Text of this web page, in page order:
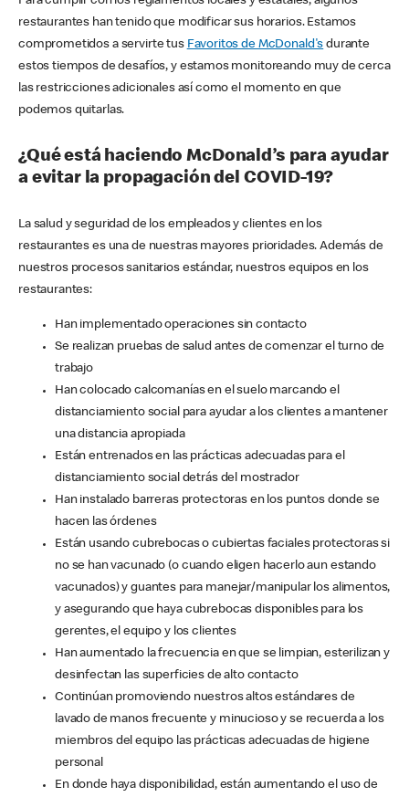
restaurantes han tenido que modificar sus horarios. Estamos
comprometidos a servirte tus Favoritos de McDonald's durante
estos tiempos de desafíos, y estamos monitoreando muy de cerca
las restricciones adicionales así como el momento en que
podemos quitarlas.
¿Qué está haciendo McDonald’s para ayudar
a evitar la propagación del COVID-19?
La salud y seguridad de los empleados y clientes en los
restaurantes es una de nuestras mayores prioridades. Además de
nuestros procesos sanitarios estándar, nuestros equipos en los
restaurantes:
Han implementado operaciones sin contacto
Se realizan pruebas de salud antes de comenzar el turno de
trabajo
Han colocado calcomanías en el suelo marcando el
distanciamiento social para ayudar a los clientes a mantener
una distancia apropiada
Están entrenados en las prácticas adecuadas para el
distanciamiento social detrás del mostrador
Han instalado barreras protectoras en los puntos donde se
hacen las órdenes
Están usando cubrebocas o cubiertas faciales protectoras si
no se han vacunado (o cuando eligen hacerlo aun estando
vacunados) y guantes para manejar/manipular los alimentos,
y asegurando que haya cubrebocas disponibles para los
gerentes, el equipo y los clientes
Han aumentado la frecuencia en que se limpian, esterilizan y
desinfectan las superficies de alto contacto
Continúan promoviendo nuestros altos estándares de
lavado de manos frecuente y minucioso y se recuerda a los
miembros del equipo las prácticas adecuadas de higiene
personal
En donde haya disponibilidad, están aumentando el uso de